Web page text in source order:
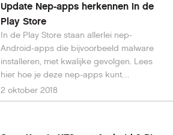
Update Nep-apps herkennen in de
Play Store
In de Play Store staan allerlei nep-
Android-apps die bijvoorbeeld malware
installeren, met kwalijke gevolgen. Lees
hier hoe je deze nep-apps kunt
herkennen.
2 oktober 2018